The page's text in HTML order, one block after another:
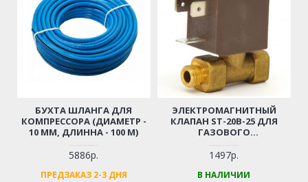
БУХТА ШЛАНГА ДЛЯ
КОМПРЕССОРА (ДИАМЕТР -
10 ММ, ДЛИННА - 100 М)
5886р.
ПРЕДЗАКАЗ 2-3 ДНЯ
ЭЛЕКТРОМАГНИТНЫЙ
КЛАПАН ST-20B-25 ДЛЯ
ГАЗОВОГО
ПУШЕК
1497р.
В НАЛИЧИИ